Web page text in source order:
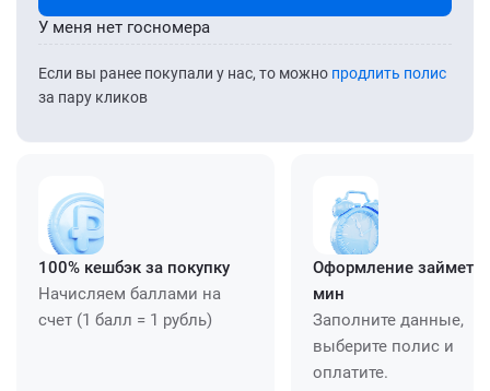
Если вы ранее покупали у нас, то можно продлить полис
за пару кликов
У меня нет госномера
100% кешбэк за покупку
Начисляем баллами на
счет (1 балл = 1 рубль)
Оформление займет
мин
Заполните данные,
выберите полис и
оплатите.